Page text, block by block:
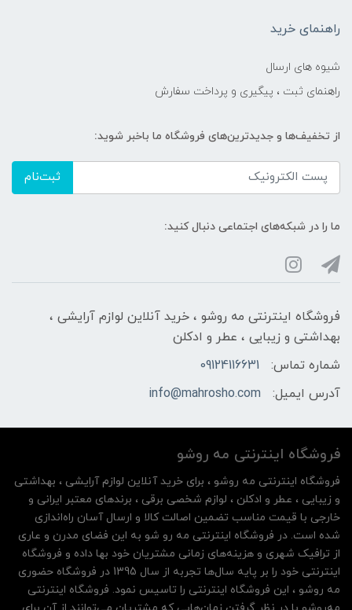
راهنمای خرید
شیوه های ارسال
راهنمای ثبت ، پیگیری و پرداخت سفارش
از تخفیف‌ها و جدیدترین‌های فروشگاه ما باخبر شوید:
ثبت‌نام
ما را در شبکه‌های اجتماعی دنبال کنید:
فروشگاه اینترنتی مه‌ رو‌شو ، خرید آنلاین لوازم آرایشی ،
بهداشتی و زیبایی ، عطر و ادکلن
شماره تماس:
09124116631
آدرس ایمیل:
info@mahrosho.com
فروشگاه اینترنتی مه‌ رو‌شو
فروشگاه اینترنتی مه‌ رو‌شو ، برای خرید آنلاین لوازم آرایشی ، بهداشتی
و زیبایی ، عطر و ادکلن ، لوازم شخصی برقی ، برندهای معتبر ایرانی و
خارجی با قیمت مناسب تضمین اصالت کالا و ارسال آسان راه‌اندازی
شده است. در فروشگاه اینترنتی مه رو شو به این فضای مدرن و عاری
از ترافیک شهری و هزینه‌های زمانی مشتریان خود بها داده و فروشگاه
اینترنتی خود را بر پایه سال‌ها تجربه از سال 1395 در فروشگاه حضوری
مه روشو ، این فروشگاه اینترنتی را تاسیس نمود. فروشگاه اینترنتی